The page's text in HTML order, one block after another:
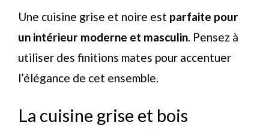
Une cuisine grise et noire est parfaite pour
un intérieur moderne et masculin. Pensez à
utiliser des finitions mates pour accentuer
l’élégance de cet ensemble.
La cuisine grise et bois